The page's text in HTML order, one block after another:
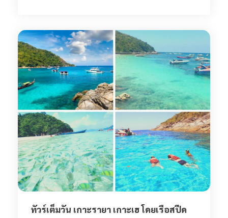
ทัวร์เต็มวัน เกาะรายา เกาะเฮ โดยเรือสปีด